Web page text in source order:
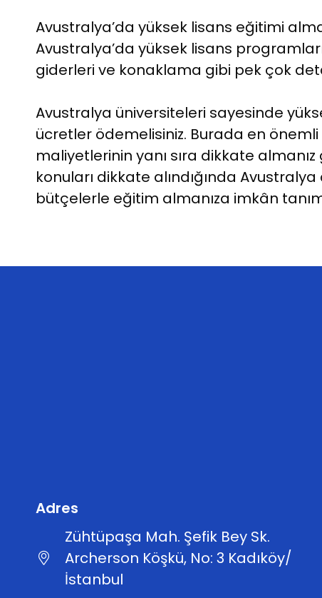
Avustralya’da yüksek lisans eğitimi
Avustralya’da yüksek lisans
giderleri ve konaklama gibi pek çok
Avustralya üniversiteleri sayesinde
ücretler ödemelisiniz. Burada en
maliyetlerinin yanı sıra dikkate
konuları dikkate alındığında
bütçelerle eğitim almanıza imkân
Adres
Zühtüpaşa Mah. Şefik Bey Sk.
Archerson Köşkü, No: 3 Kadıköy/
İstanbul